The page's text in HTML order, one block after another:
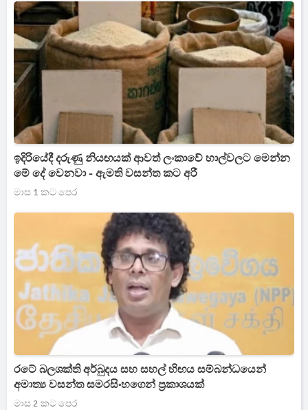
ඉදිරියේදී දරුණු නියඟයක් ආවත් ලංකාවේ හාල්වලට මෙන්න
මේ දේ වෙනවා - ඇමති වසන්ත කට අරී
මාස 1 කට පෙර
රටේ බලශක්ති අර්බුදය සහ සහල් හිඟය සම්බන්ධයෙන්
අමාත්‍ය වසන්ත සමරසිංහගෙන් ප්‍රකාශයක්
මාස 2 කට පෙර